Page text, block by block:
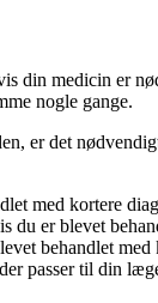
din medicin er
nogle gange.
er det
med kortere
du er blevet
behandlet
passer til din